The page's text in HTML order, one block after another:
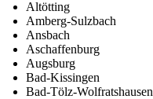
Altötting
Amberg-Sulzbach
Ansbach
Aschaffenburg
Augsburg
Bad-Kissingen
Bad-Tölz-Wolfratshausen